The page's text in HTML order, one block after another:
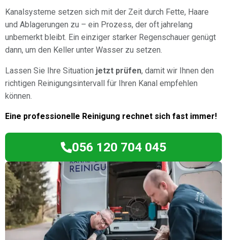
Kanalsysteme setzen sich mit der Zeit durch Fette, Haare
und Ablagerungen zu – ein Prozess, der oft jahrelang
unbemerkt bleibt. Ein einziger starker Regenschauer genügt
dann, um den Keller unter Wasser zu setzen.
Lassen Sie Ihre Situation jetzt prüfen, damit wir Ihnen den
richtigen Reinigungsintervall für Ihren Kanal empfehlen
können.
Eine professionelle Reinigung rechnet sich fast immer!
056 120 704 045